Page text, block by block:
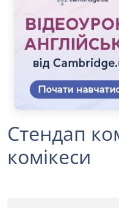
Стендап
комікеси